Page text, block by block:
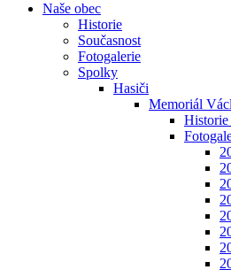
Naše obec
Historie
Současnost
Fotogalerie
Spolky
Hasiči
Memoriál
Historie